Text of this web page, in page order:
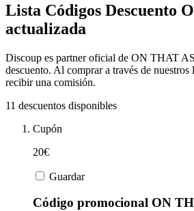
Temu
MediaMarkt
Ikea
Nike
Cosméticos y
Perfumes
Tiempo libre
Lista Códigos Descuento
actualizada
Discoup es partner oficial de ON THAT
descuento. Al comprar a través de
recibir una comisión.
11 descuentos disponibles
Cupón
20€
Guardar
Código promocional ON